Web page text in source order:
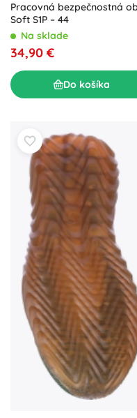
Pracovná bezpečnostná
Soft S1P – 44
Na sklade
34,90 €
Do košíka